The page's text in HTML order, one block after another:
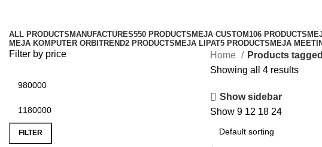
ALL PRODUCTSMANUFACTURES550 PRODUCTSMEJA CUSTOM106 PRODUCTS
MEJA KOMPUTER ORBITREND2 PRODUCTSMEJA LIPAT5 PRODUCTSMEJA
Filter by price
FILTER
Home
Products
Showing all 4 results
Show sidebar
Show 9 12 18 24